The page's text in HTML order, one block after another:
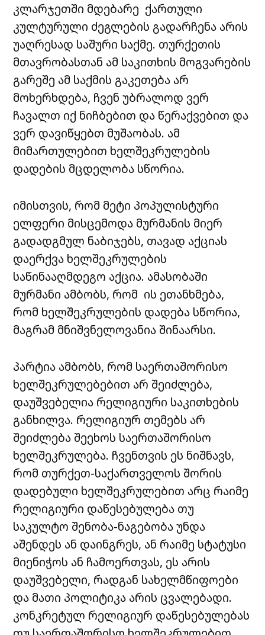
კლარჯეთში მდებარე ქართული
კულტურული ძეგლების გადარჩენა არის
უაღრესად საშური საქმე. თურქეთის
მთავრობასთან ამ საკითხის მოგვარების
გარეშე ამ საქმის გაკეთება არ
მოხერხდება, ჩვენ უბრალოდ ვერ
ჩავალთ იქ ნიჩბებით და წერაქვებით და
ვერ დავიწყებთ მუშაობას. ამ
მიმართულებით ხელშეკრულების
დადების მცდელობა სწორია.
იმისთვის, რომ მეტი პოპულისტური
ელფერი მისცემოდა მურმანის მიერ
გადადგმულ ნაბიჯებს, თავად აქციას
დაერქვა ხელშეკრულების
საწინააღმდეგო აქცია. ამასობაში
მურმანი ამბობს, რომ ის ეთანხმება,
რომ ხელშეკრულების დადება სწორია,
მაგრამ მნიშვნელოვანია შინაარსი.
პარტია ამბობს, რომ საერთაშორისო
ხელშეკრულებებით არ შეიძლება,
დაუშვებელია რელიგიური საკითხების
განხილვა. რელიგიურ თემებს არ
შეიძლება შეეხოს საერთაშორისო
ხელშეკრულება. ჩვენთვის ეს ნიშნავს,
რომ თურქეთ-საქართველოს შორის
დადებული ხელშეკრულებით არც რაიმე
რელიგიური დაწესებულება თუ
საკულტო შენობა-ნაგებობა უნდა
აშენდეს ან დაინგრეს, ან რაიმე სტატუსი
მიენიჭოს ან ჩამოერთვას, ეს არის
დაუშვებელი, რადგან სახელმწიფოები
და მათი პოლიტიკა არის ცვალებადი.
კონკრეტულ რელიგიურ დაწესებულებას